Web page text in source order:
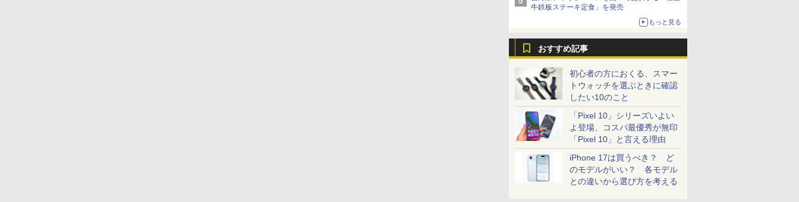
牛鉄板ステーキ定食」を発売
もっと見る
おすすめ記事
初心者の方におくる、スマー
トウォッチを選ぶときに確認
したい10のこと
「Pixel 10」シリーズいよい
よ登場、コスパ最優秀が無印
「Pixel 10」と言える理由
iPhone 17は買うべき？ ど
のモデルがいい？ 各モデル
との違いから選び方を考える